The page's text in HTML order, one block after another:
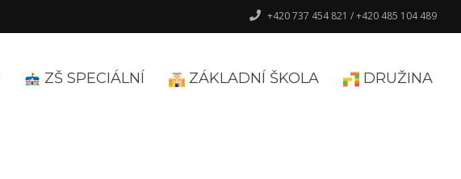
+420 737 454 821 / +420 485 104 489
ZŠ SPECIÁLNÍ ZÁKLADNÍ ŠKOLA DRUŽINA